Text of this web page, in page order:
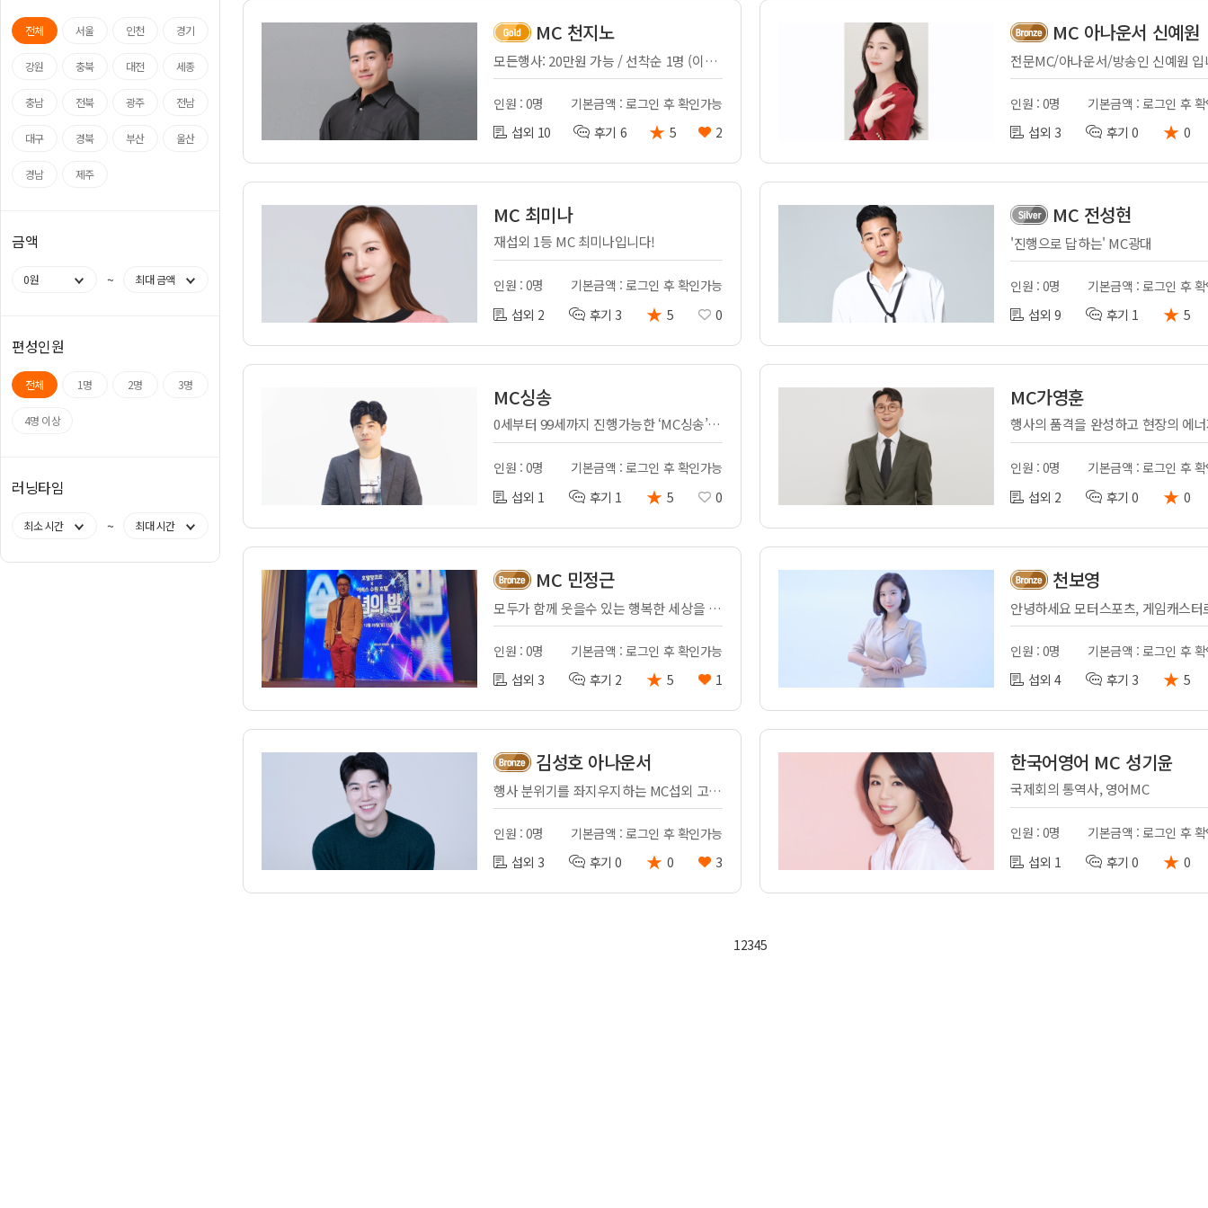
전체 서울 인천 경기
강원 충북 대전 세종
충남 전북 광주 전남
대구 경북 부산 울산
경남 제주
금액
0원 ~ 최대 금액
편성인원
전체 1명 2명 3명
4명 이상
러닝타임
최소 시간 ~ 최대 시간
MC 천지노
모든행사: 20만원 가능 / 선착순 1명 (이벤트중)
인원 : 0명
기본금액 : 로그인 후 확인가능
섭외 10
후기 6 ★ 5 2
MC 아나운서 신예원
전문MC/아나운서/방송인 신예원
인원 : 0명
기본금액 : 로그인 후
섭외 3
후기 0 ★ 0
MC 최미나
재섭외 1등 MC 최미나입니다!
인원 : 0명
기본금액 : 로그인 후 확인가능
섭외 2
후기 3 ★ 5 0
MC 전성현
'진행으로 답하는' MC광대
인원 : 0명
기본금액 : 로그인 후
섭외 9
후기 1 ★ 5
MC싱송
0세부터 99세까지 진행가능한 ‘MC싱송’ 입니다.
인원 : 0명
기본금액 : 로그인 후 확인가능
섭외 1
후기 1 ★ 5 0
MC가영훈
인원 : 0명
기본금액 : 로그인 후
섭외 2
후기 0 ★ 0
MC 민정근
모두가 함께 웃을수 있는 행복한 세상을 만들어 가는 MC 민정근
인원 : 0명
기본금액 : 로그인 후 확인가능
섭외 3
후기 2 ★ 5 1
천보영
인원 : 0명
기본금액 : 로그인 후
섭외 4
후기 3 ★ 5
김성호 아나운서
행사 분위기를 좌지우지하는 MC섭외 고민이시죠? 최고의 진행으로 보답하겠습니다
인원 : 0명
기본금액 : 로그인 후 확인가능
섭외 3
후기 0 ★ 0 3
한국어영어 MC 성기윤
국제회의 통역사, 영어MC
인원 : 0명
기본금액 : 로그인 후
섭외 1
후기 0 ★ 0
12345